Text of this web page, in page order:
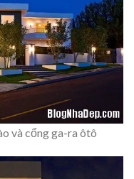
và cổng ga-ra ôtô